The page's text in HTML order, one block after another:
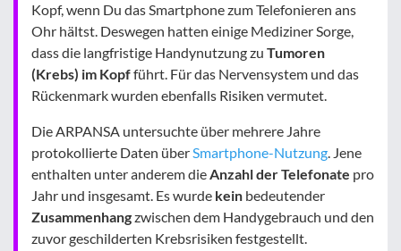
Kopf, wenn Du das Smartphone zum Telefonieren ans
Ohr hältst. Deswegen hatten einige Mediziner Sorge,
dass die langfristige Handynutzung zu Tumoren
(Krebs) im Kopfführt. Für das Nervensystem und das
Rückenmark wurden ebenfalls Risiken vermutet.
Die ARPANSA untersuchte über mehrere Jahre
protokollierte Daten überSmartphone-Nutzung. Jene
enthalten unter anderem dieAnzahl der Telefonate pro
Jahr und insgesamt. Es wurde kein bedeutender
Zusammenhangzwischen dem Handygebrauch und den
zuvor geschilderten Krebsrisiken festgestellt.